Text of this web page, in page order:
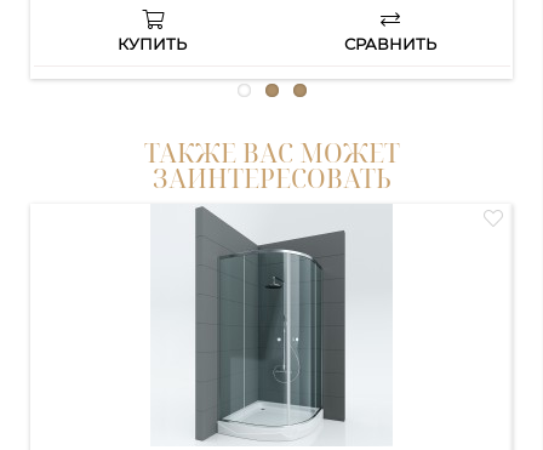
КУПИТЬ СРАВНИТЬ
ТАКЖЕ ВАС МОЖЕТ
ЗАИНТЕРЕСОВАТЬ